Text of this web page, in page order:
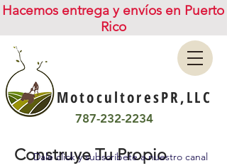
Hacemos entrega y envíos en Puerto
Rico
MotocultoresPR,LLC
787-232-2234
Dale click y subscríbete a nuestro canal
Construye Tu Propio